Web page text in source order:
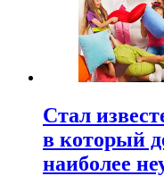
Стал
в который
наиболее